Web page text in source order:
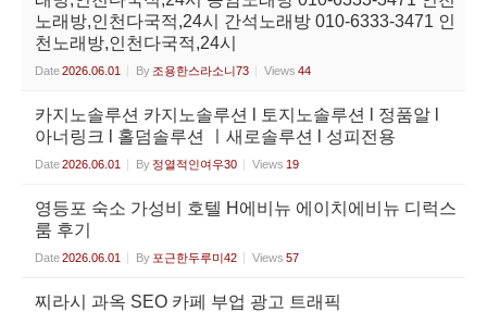
노래방,인천다국적,24시 간석노래방 010-6333-3471 인
천노래방,인천다국적,24시
Date2026.06.01 By 조용한스라소니73 Views 44
카지노솔루션 카지노솔루션 l 토지노솔루션 l 정품알 l
아너링크 l 홀덤솔루션 ㅣ새로솔루션 l 성피전용
Date2026.06.01 By 정열적인여우30 Views 19
영등포 숙소 가성비 호텔 H에비뉴 에이치에비뉴 디럭스
룸 후기
Date2026.06.01 By 포근한두루미42 Views 57
찌라시 과옥 SEO 카페 부업 광고 트래픽